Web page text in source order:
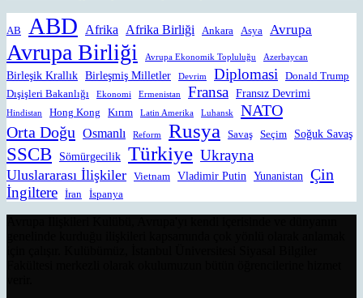
AB ABD Afrika Afrika Birliği Ankara Asya Avrupa
Avrupa Birliği Avrupa Ekonomik Topluluğu Azerbaycan
Birleşik Krallık Birleşmiş Milletler Devrim Diplomasi
Donald Trump
Dışişleri Bakanlığı
Ekonomi Ermenistan Fransa Fransız Devrimi
Hindistan Hong Kong Kırım Latin Amerika Luhansk
NATO
Orta Doğu Osmanlı Reform Rusya Savaş Seçim Soğuk Savaş
SSCB Sömürgecilik Türkiye Ukrayna
Uluslararası İlişkiler Vietnam Vladimir Putin Yunanistan Çin
İngiltere İran İspanya